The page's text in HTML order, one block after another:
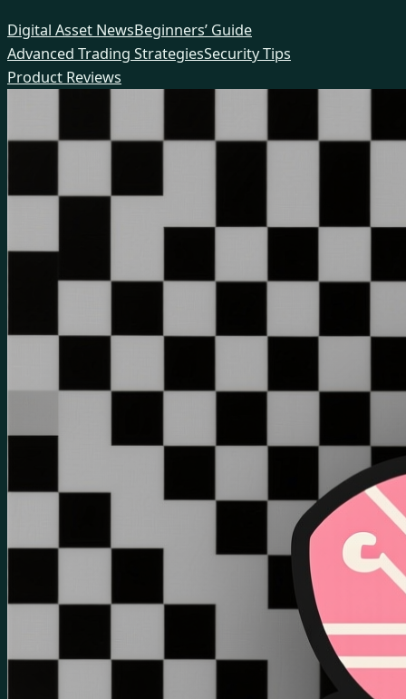
to
content
Digital Asset NewsBeginners’ Guide
Advanced Trading StrategiesSecurity Tips
Product Reviews